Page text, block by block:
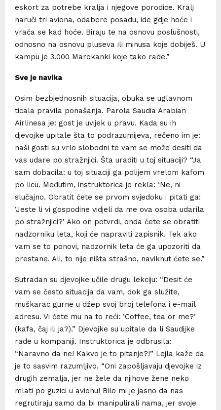
eskort za potrebe kralja i njegove porodice. Kralj
naruči tri aviona, odabere posadu, ide gdje hoće i
vraća se kad hoće. Biraju te na osnovu poslušnosti,
odnosno na osnovu pluseva ili minusa koje dobiješ. U
kampu je 3.000 Marokanki koje tako rade.”
Sve je navika
Osim bezbjednosnih situacija, obuka se uglavnom
ticala pravila ponašanja. Parola Saudia Arabian
Airlinesa je: gost je uvijek u pravu. Kada su ih
djevojke upitale šta to podrazumijeva, rečeno im je:
naši gosti su vrlo slobodni te vam se može desiti da
vas udare po stražnjici. Šta uraditi u toj situaciji? “Ja
sam dobacila: u toj situaciji ga polijem vrelom kafom
po licu. Međutim, instruktorica je rekla: ‘Ne, ni
slučajno. Obratit ćete se prvom svjedoku i pitati ga:
‘Jeste li vi gospodine vidjeli da me ova osoba udarila
po stražnjici?’ Ako on potvrdi, onda ćete se obratiti
nadzorniku leta, koji će napraviti zapisnik. Tek ako
vam se to ponovi, nadzornik leta će ga upozoriti da
prestane. Ali, to nije ništa strašno, naviknut ćete se.”
Sutradan su djevojke učile drugu lekciju: “Desit će
vam se često situacija da vam, dok ga služite,
muškarac gurne u džep svoj broj telefona i e-mail
adresu. Vi ćete mu na to reći: ‘Coffee, tea or me?’
(kafa, čaj ili ja?).” Djevojke su upitale da li Saudijke
rade u kompaniji. Instruktorica je odbrusila:
“Naravno da ne! Kakvo je to pitanje?!” Lejla kaže da
je to sasvim razumljivo. “Oni zapošljavaju djevojke iz
drugih zemalja, jer ne žele da njihove žene neko
mlati po guzici u avionu! Bilo mi je jasno da nas
regrutiraju samo da bi manipulirali nama, jer svoje